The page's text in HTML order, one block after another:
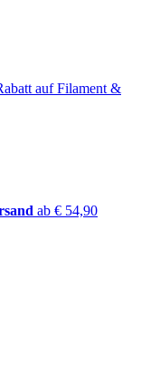
auf Filament &
ab € 54,90